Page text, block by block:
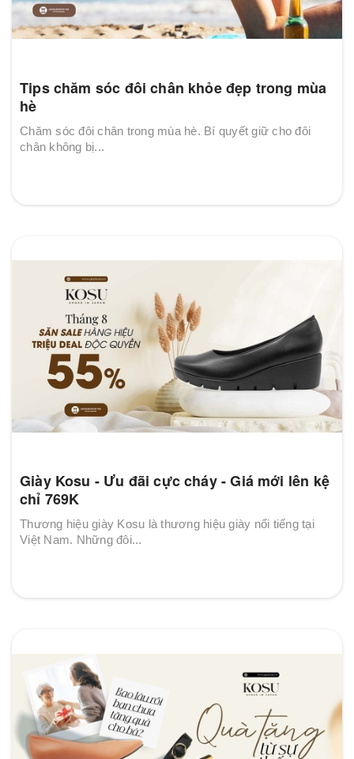
Tips chăm sóc đôi chân khỏe đẹp trong mùa
hè
Chăm sóc đôi chân trong mùa hè. Bí quyết giữ cho đôi
chân không bị...
Giày Kosu - Ưu đãi cực cháy - Giá mới lên kệ
chỉ 769K
Thương hiệu giày Kosu là thương hiệu giày nổi tiếng tại
Việt Nam. Những đôi...